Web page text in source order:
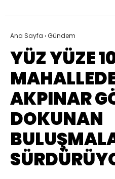
Ana Sayfa ›Gündem
YÜZ YÜZE
AKPINAR
DOKUNAN